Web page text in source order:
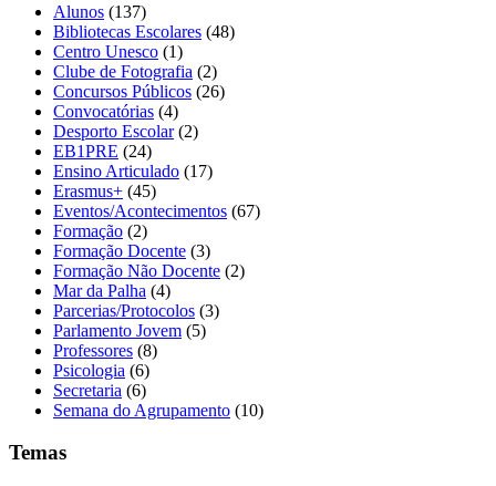
Alunos (137)
Bibliotecas Escolares (48)
Centro Unesco (1)
Clube de Fotografia (2)
Concursos Públicos (26)
Convocatórias (4)
Desporto Escolar(2)
EB1PRE (24)
Ensino Articulado (17)
Erasmus+ (45)
Eventos/Acontecimentos (67)
Formação (2)
Formação Docente (3)
Formação Não Docente (2)
Mar da Palha (4)
Parcerias/Protocolos (3)
Parlamento Jovem (5)
Professores (8)
Psicologia (6)
Secretaria (6)
Semana do Agrupamento (10)
Temas